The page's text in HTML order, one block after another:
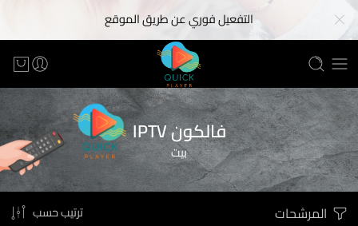
التفعيل فوري عن طريق الموقع
فالكون IPTV
بيت
المرشحات ترتيب حسب